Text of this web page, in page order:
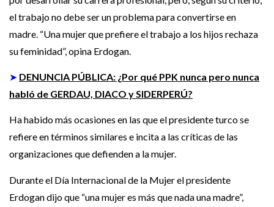
el trabajo no debe ser un problema para convertirse en
madre. “Una mujer que prefiere el trabajo a los hijos rechaza
su feminidad”, opina Erdogan.
➤ DENUNCIA PÚBLICA: ¿Por qué PPK nunca pero nunca
habló de GERDAU, DIACO y SIDERPERÚ?
Ha habido más ocasiones en las que el presidente turco se
refiere en términos similares e incita a las críticas de las
organizaciones que defienden a la mujer.
Durante el Día Internacional de la Mujer el presidente
Erdogan dijo que “una mujer es más que nada una madre”,